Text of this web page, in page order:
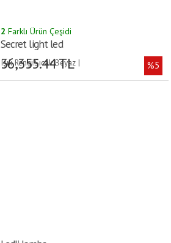
2 Farklı Ürün Çeşidi
Secret light led
Işık Rengi:Sıcak Beyaz |
36,355.44 TL %5